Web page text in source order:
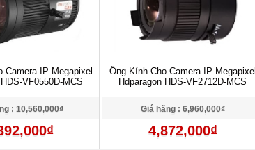
Camera IP Megapixel
VF0550D-MCS
: 10,560,000₫
Ống Kính Cho Camera IP Megapixel
Hdparagon HDS-VF2712D-MCS
Giá hãng : 6,960,000₫
4,872,000₫